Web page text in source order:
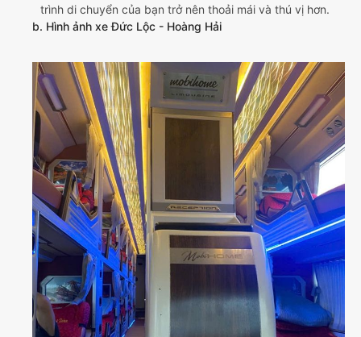
trình di chuyển của bạn trở nên thoải mái và thú vị hơn.
b. Hình ảnh xe Đức Lộc - Hoàng Hải